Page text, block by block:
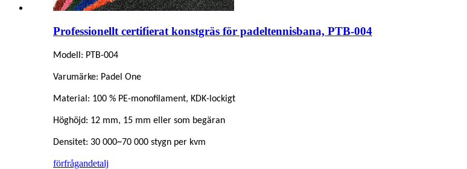
Professionellt certifierat konstgräs för padeltennisbana, PTB-004
Modell: PTB-004
Varumärke: Padel One
Material: 100 % PE-monofilament, KDK-lockigt
Höghöjd: 12 mm, 15 mm eller som begäran
Densitet: 30 000~70 000 stygn per kvm
förfrågandetalj